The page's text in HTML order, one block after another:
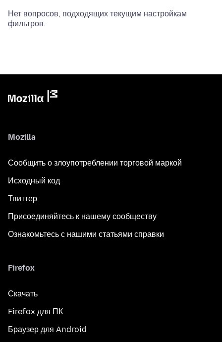
Нет вопросов, подходящих текущим настройкам
фильтров.
Mozilla
Сообщить о злоупотреблении торговой маркой
Исходный код
Твиттер
Присоединяйтесь к нашему сообществу
Ознакомьтесь с нашими статьями справки
Firefox
Скачать
Firefox для ПК
Браузер для Android